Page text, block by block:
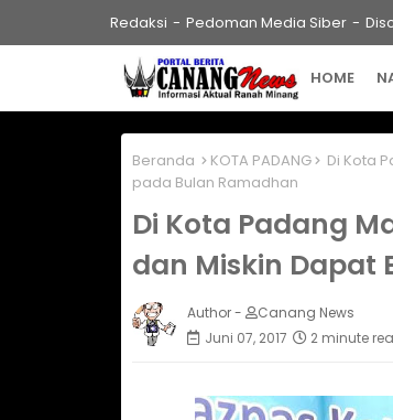
Redaksi Pedoman Media Siber
HOME
Beranda KOTA PADANG
Di Kota
pada Bulan Ramadhan
Di Kota Padang
dan Miskin Dapat
Author -
Canang News
Juni 07, 2017
2 minute